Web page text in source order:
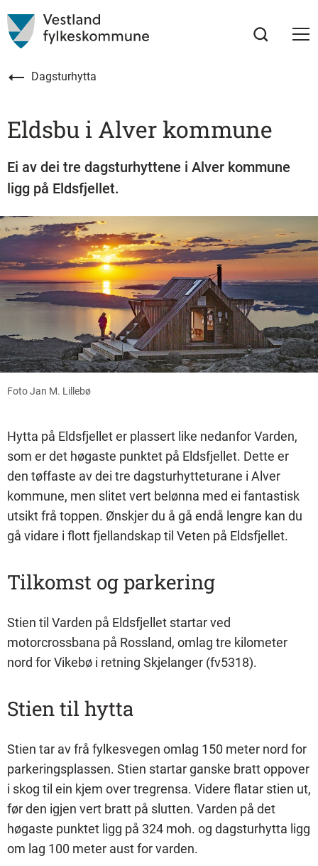
Dagsturhytta
Eldsbu i Alver kommune
Ei av dei tre dagsturhyttene i Alver kommune
ligg på Eldsfjellet.
Foto Jan M. Lillebø
Hytta på Eldsfjellet er plassert like nedanfor Varden,
som er det høgaste punktet på Eldsfjellet. Dette er
den tøffaste av dei tre dagsturhytteturane i Alver
kommune, men slitet vert belønna med ei fantastisk
utsikt frå toppen. Ønskjer du å gå endå lengre kan du
gå vidare i flott fjellandskap til Veten på Eldsfjellet.
Tilkomst og parkering
Stien til Varden på Eldsfjellet startar ved
motorcrossbana på Rossland, omlag tre kilometer
nord for Vikebø i retning Skjelanger (fv5318).
Stien til hytta
Stien tar av frå fylkesvegen omlag 150 meter nord for
parkeringsplassen. Stien startar ganske bratt oppover
i skog til ein kjem over tregrensa. Videre flatar stien ut,
før den igjen vert bratt på slutten. Varden på det
høgaste punktet ligg på 324 moh. og dagsturhytta ligg
om lag 100 meter aust for varden.